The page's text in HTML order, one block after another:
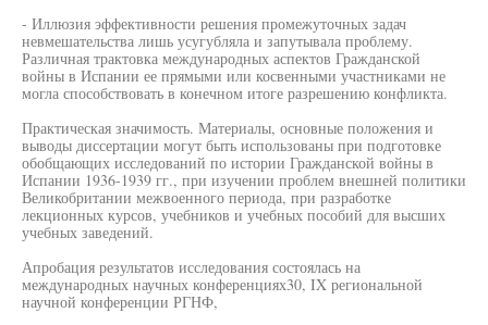
- Иллюзия эффективности решения промежуточных задач
невмешательства лишь усугубляла и запутывала проблему.
Различная трактовка международных аспектов Гражданской
войны в Испании ее прямыми или косвенными участниками не
могла способствовать в конечном итоге разрешению конфликта.
Практическая значимость. Материалы, основные положения и
выводы диссертации могут быть использованы при подготовке
обобщающих исследований по истории Гражданской войны в
Испании 1936-1939 гг., при изучении проблем внешней политики
Великобритании межвоенного периода, при разработке
лекционных курсов, учебников и учебных пособий для высших
учебных заведений.
Апробация результатов исследования состоялась на
международных научных конференциях30, IX региональной
научной конференции РГНФ,